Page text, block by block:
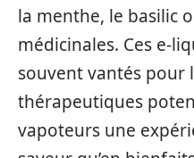
la menthe, le basilic
médicinales. Ces e-
souvent vantés pour
thérapeutiques
vapoteurs une